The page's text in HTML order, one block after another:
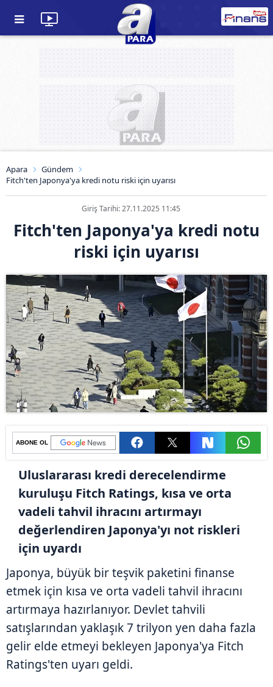
Apara
Gündem
Fitch'ten Japonya'ya kredi notu riski için uyarısı
Giriş Tarihi: 27.11.2025 11:45
Fitch'ten Japonya'ya kredi notu
riski için uyarısı
ABONE OL
Uluslararası kredi derecelendirme
kuruluşu Fitch Ratings, kısa ve orta
vadeli tahvil ihracını artırmayı
değerlendiren Japonya'yı not riskleri
için uyardı
Japonya, büyük bir teşvik paketini finanse
etmek için kısa ve orta vadeli tahvil ihracını
artırmaya hazırlanıyor. Devlet tahvili
satışlarından yaklaşık 7 trilyon yen daha fazla
gelir elde etmeyi bekleyen Japonya'ya Fitch
Ratings'ten uyarı geldi.